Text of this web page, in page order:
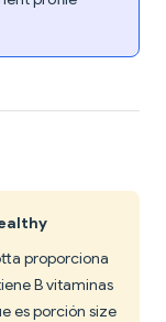
proporciona
B vitaminas
es porción size